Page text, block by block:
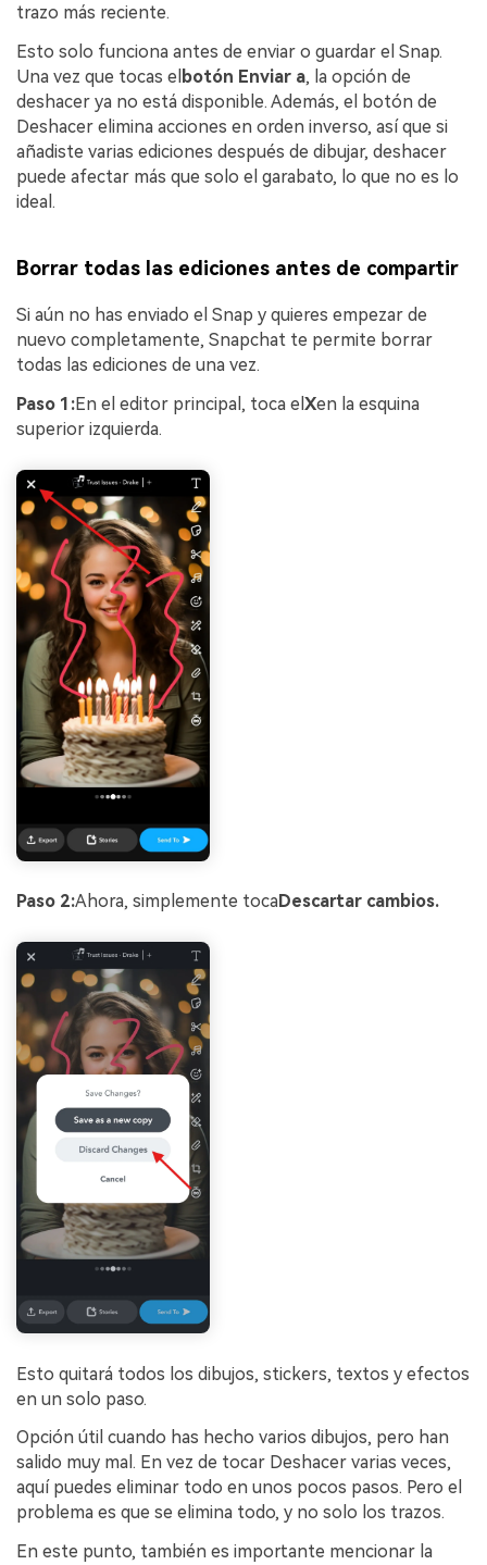
trazo más reciente.
Esto solo funciona antes de enviar o guardar el Snap.
Una vez que tocas el botón Enviar a, la opción de
deshacer ya no está disponible. Además, el botón de
Deshacer elimina acciones en orden inverso, así que si
añadiste varias ediciones después de dibujar, deshacer
puede afectar más que solo el garabato, lo que no es lo
ideal.
Borrar todas las ediciones antes de compartir
Si aún no has enviado el Snap y quieres empezar de
nuevo completamente, Snapchat te permite borrar
todas las ediciones de una vez.
Paso 1:En el editor principal, toca el Xen la esquina
superior izquierda.
Paso 2:Ahora, simplemente tocaDescartar cambios.
Esto quitará todos los dibujos, stickers, textos y efectos
en un solo paso.
Opción útil cuando has hecho varios dibujos, pero han
salido muy mal. En vez de tocar Deshacer varias veces,
aquí puedes eliminar todo en unos pocos pasos. Pero el
problema es que se elimina todo, y no solo los trazos.
En este punto, también es importante mencionar la